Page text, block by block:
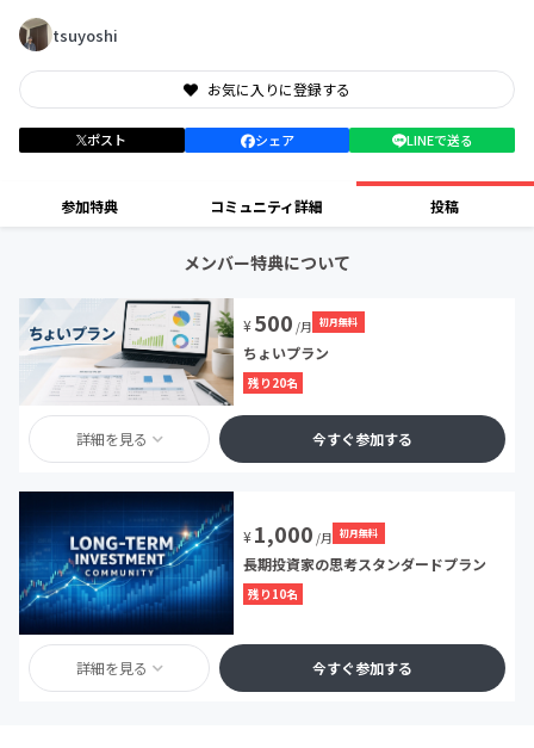
tsuyoshi
お気に入りに登録する
ポスト シェア LINEで送る
参加特典 コミュニティ詳細 投稿
メンバー特典について
¥500 /月 初月無料
ちょいプラン
残り20名
詳細を見る 今すぐ参加する
¥1,000 /月 初月無料
長期投資家の思考スタンダードプラン
残り10名
詳細を見る 今すぐ参加する